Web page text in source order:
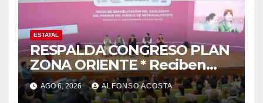
ESTATAL
RESPALDA CONGRESO PLAN
ZONA ORIENTE * Reciben
reconocimiento de la
gobernadora Delfina Gómez
AGO 6, 2026 ALFONSO ACOSTA